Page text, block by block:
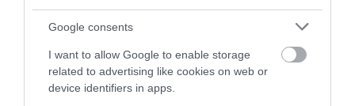
Google consents
I want to allow Google to enable storage
related to advertising like cookies on web or
device identifiers in apps.